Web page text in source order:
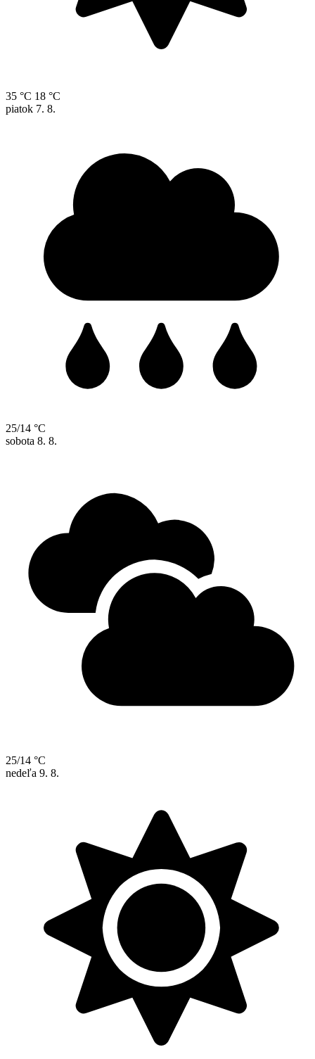
35 °C 18 °C
piatok 7. 8.
25/14 °C
sobota 8. 8.
25/14 °C
nedeľa 9. 8.